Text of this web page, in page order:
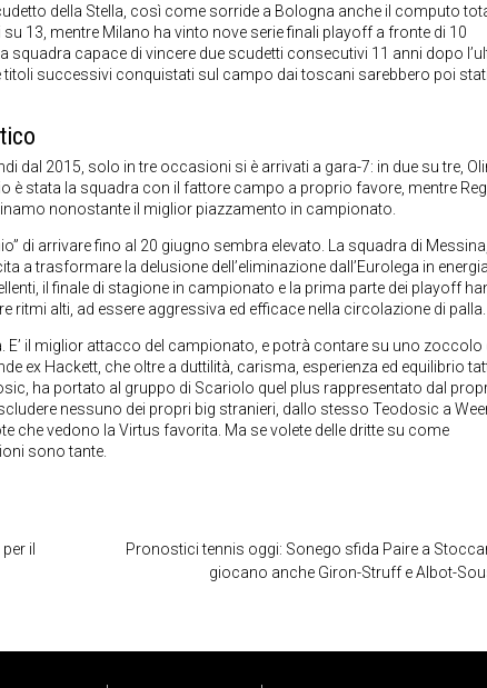
della Stella, così come sorride a Bologna anche il computo
13, mentre Milano ha vinto nove serie finali playoff a fronte di 10
squadra capace di vincere due scudetti consecutivi 11 anni dopo
titoli successivi conquistati sul campo dai toscani sarebbero poi stati
dal 2015, solo in tre occasioni si è arrivati a gara-7: in due su tre,
è stata la squadra con il fattore campo a proprio favore, mentre
nonostante il miglior piazzamento in campionato.
di arrivare fino al 20 giugno sembra elevato. La squadra di
a trasformare la delusione dell’eliminazione dall’Eurolega in energia
il finale di stagione in campionato e la prima parte dei playoff
ritmi alti, ad essere aggressiva ed efficace nella circolazione di palla.
E’ il miglior attacco del campionato, e potrà contare su uno zoccolo
ex Hackett, che oltre a duttilità, carisma, esperienza ed equilibrio
ha portato al gruppo di Scariolo quel plus rappresentato dal
nessuno dei propri big stranieri, dallo stesso Teodosic a
che vedono la Virtus favorita. Ma se volete delle dritte su come
sono tante.
il
Pronostici tennis oggi: Sonego sfida Paire a
giocano anche Giron-Struff e Albot-